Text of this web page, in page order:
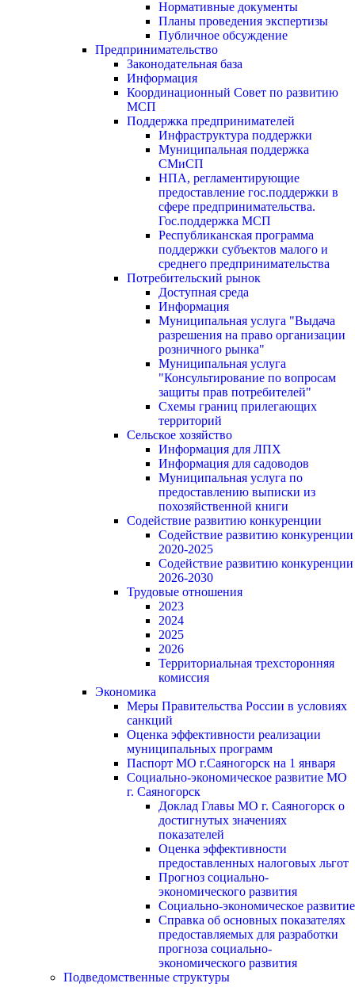
Нормативные документы
Планы проведения экспертизы
Публичное обсуждение
Предпринимательство
Законодательная база
Информация
Координационный Совет по развитию
МСП
Поддержка предпринимателей
Инфраструктура поддержки
Муниципальная поддержка
СМиСП
НПА, регламентирующие
предоставление гос.поддержки в
сфере предпринимательства.
Гос.поддержка МСП
Республиканская программа
поддержки субъектов малого и
среднего предпринимательства
Потребительский рынок
Доступная среда
Информация
Муниципальная услуга "Выдача
разрешения на право организации
розничного рынка"
Муниципальная услуга
"Консультирование по вопросам
защиты прав потребителей"
Схемы границ прилегающих
территорий
Сельское хозяйство
Информация для ЛПХ
Информация для садоводов
Муниципальная услуга по
предоставлению выписки из
похозяйственной книги
Содействие развитию конкуренции
Содействие развитию конкуренции
2020-2025
Содействие развитию конкуренции
2026-2030
Трудовые отношения
2023
2024
2025
2026
Территориальная трехсторонняя
комиссия
Экономика
Меры Правительства России в условиях
санкций
Оценка эффективности реализации
муниципальных программ
Паспорт МО г.Саяногорск на 1 января
Социально-экономическое развитие МО
г. Саяногорск
Доклад Главы МО г. Саяногорск о
достигнутых значениях
показателей
Оценка эффективности
предоставленных налоговых льгот
Прогноз социально-
экономического развития
Социально-экономическое развитие
Справка об основных показателях
предоставляемых для разработки
прогноза социально-
экономического развития
Подведомственные структуры